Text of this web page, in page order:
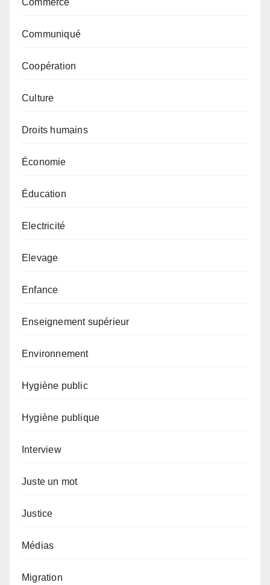
Communiqué
Coopération
Culture
Droits humains
Économie
Éducation
Electricité
Elevage
Enfance
Enseignement supérieur
Environnement
Hygiène public
Hygiène publique
Interview
Juste un mot
Justice
Médias
Migration